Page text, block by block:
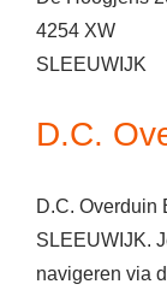
4254 XW
SLEEUWIJK
D.C.
D.C. Overduin
SLEEUWIJK.
navigeren via